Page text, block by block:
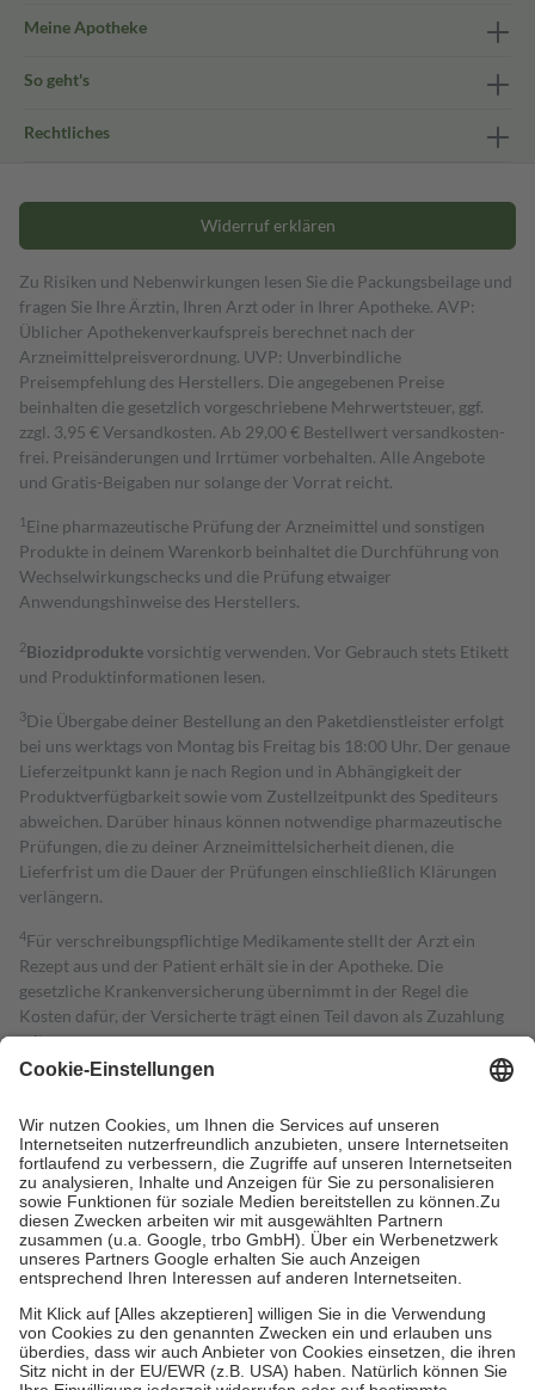
Meine Apotheke
So geht's
Rechtliches
Widerruf erklären
Zu Risiken und Nebenwirkungen lesen Sie die Packungsbeilage und
fragen Sie Ihre Ärztin, Ihren Arzt oder in Ihrer Apotheke. AVP:
Üblicher Apothekenverkaufspreis berechnet nach der
Arzneimittelpreisverordnung. UVP: Unverbindliche
Preisempfehlung des Herstellers. Die angegebenen Preise
beinhalten die gesetzlich vorgeschriebene Mehrwertsteuer, ggf.
zzgl. 3,95 € Versandkosten. Ab 29,00 € Bestell­wert versand­kosten­
frei. Preisänderungen und Irrtümer vorbehalten. Alle Angebote
und Gratis-Beigaben nur solange der Vorrat reicht.
1 Eine pharmazeutische Prüfung der Arzneimittel und sonstigen
Produkte in deinem Warenkorb beinhaltet die Durchführung von
Wechselwirkungschecks und die Prüfung etwaiger
Anwendungshinweise des Herstellers.
2Biozidproduktevorsichtig verwenden. Vor Gebrauch stets Etikett
und Produktinformationen lesen.
3Die Übergabe deiner Bestellung an den Paketdienstleister erfolgt
bei uns werktags von Montag bis Freitag bis 18:00 Uhr. Der genaue
Lieferzeitpunkt kann je nach Region und in Abhängigkeit der
Produktverfügbarkeit sowie vom Zustellzeitpunkt des Spediteurs
abweichen. Darüber hinaus können notwendige pharmazeutische
Prüfungen, die zu deiner Arzneimittelsicherheit dienen, die
Lieferfrist um die Dauer der Prüfungen einschließlich Klärungen
verlängern.
4Für verschreibungspflichtige Medikamente stellt der Arzt ein
Rezept aus und der Patient erhält sie in der Apotheke. Die
gesetzliche Krankenversicherung übernimmt in der Regel die
Kosten dafür, der Versicherte trägt einen Teil davon als Zuzahlung
mit.
Grundsätzlich leisten Mitglieder Zuzahlungen in Höhe von zehn
höchstens zehn Euro.
Es sind jedoch nie mehr als die tatsächlichen
Kosten der Leistung zu entrichten.
Diese Regeln gelten grundsätzlich auch für Online-Apotheken.
Bei Heilmitteln und häuslicher Krankenpflege beträgt die
Zuzahlung zehn Prozent der Kosten sowie zehn Euro je
Verordnung.
Um das Engagement der Versicherten für ihre eigene Gesundheit zu
stärken und die besondere Stellung der Familie zu unterstützen,
fallenkeine Zuzahlungenan bei:
• Kindern und Jugendlichen bis zum vollendeten 18. Lebensjahr
mit Ausnahme der Fahrkosten